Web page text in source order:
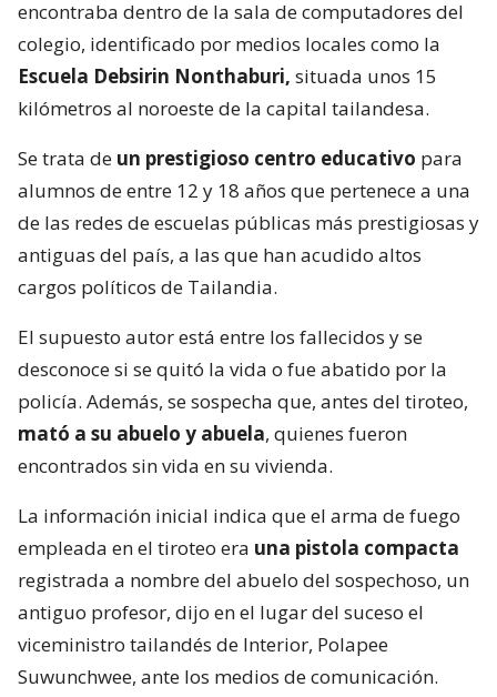
encontraba dentro de la sala de computadores del
colegio, identificado por medios locales como la
Escuela Debsirin Nonthaburi, situada unos 15
kilómetros al noroeste de la capital tailandesa.
Se trata de un prestigioso centro educativo para
alumnos de entre 12 y 18 años que pertenece a una
de las redes de escuelas públicas más prestigiosas y
antiguas del país, a las que han acudido altos
cargos políticos de Tailandia.
El supuesto autor está entre los fallecidos y se
desconoce si se quitó la vida o fue abatido por la
policía. Además, se sospecha que, antes del tiroteo,
mató a su abuelo y abuela, quienes fueron
encontrados sin vida en su vivienda.
La información inicial indica que el arma de fuego
empleada en el tiroteo era una pistola compacta
registrada a nombre del abuelo del sospechoso, un
antiguo profesor, dijo en el lugar del suceso el
viceministro tailandés de Interior, Polapee
Suwunchwee, ante los medios de comunicación.